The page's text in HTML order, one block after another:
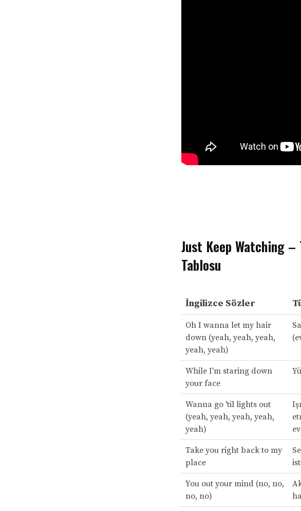
Just Keep Watching
Tablosu
İngilizce Sözler
Oh I wanna let my hair
down (yeah, yeah, yeah,
yeah, yeah)
While I'm staring down
your face
Wanna go 'til lights out
(yeah, yeah, yeah, yeah,
yeah)
Take you right back to my
place
You out your mind (no, no,
no, no)